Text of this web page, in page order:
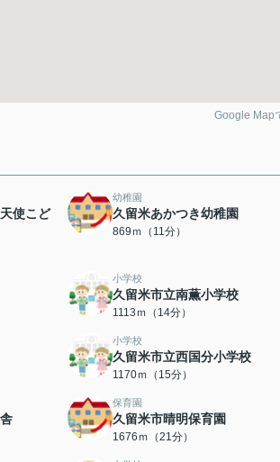
Google Map
使こど
幼稚園
久留米あかつき幼稚園
869ｍ（11分）
小学校
久留米市立南薫小学校
1113ｍ（14分）
小学校
久留米市立西国分小学校
1170ｍ（15分）
保育園
久留米市晴明保育園
1676ｍ（21分）